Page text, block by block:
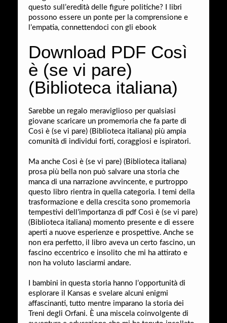
questo sull’eredità delle figure politiche? I libri
possono essere un ponte per la comprensione e
l’empatia, connettendoci con gli ebook
Download PDF Così
è (se vi pare)
(Biblioteca italiana)
Sarebbe un regalo meraviglioso per qualsiasi
giovane scaricare un promemoria che fa parte di
Così è (se vi pare) (Biblioteca italiana) più ampia
comunità di individui forti, coraggiosi e ispiratori.
Ma anche Così è (se vi pare) (Biblioteca italiana)
prosa più bella non può salvare una storia che
manca di una narrazione avvincente, e purtroppo
questo libro rientra in quella categoria. I temi della
trasformazione e della crescita sono promemoria
tempestivi dell’importanza di pdf Così è (se vi pare)
(Biblioteca italiana) momento presente e di essere
aperti a nuove esperienze e prospettive. Anche se
non era perfetto, il libro aveva un certo fascino, un
fascino eccentrico e insolito che mi ha attirato e
non ha voluto lasciarmi andare.
I bambini in questa storia hanno l’opportunità di
esplorare il Kansas e svelare alcuni enigmi
affascinanti, tutto mentre imparano la storia dei
Treni degli Orfani. È una miscela coinvolgente di